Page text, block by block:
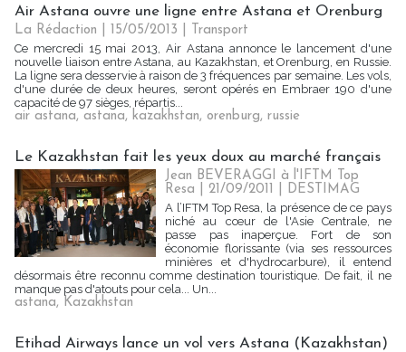
Air Astana ouvre une ligne entre Astana et Orenburg
La Rédaction | 15/05/2013
Transport
Ce mercredi 15 mai 2013, Air Astana annonce le lancement d'une
nouvelle liaison entre Astana, au Kazakhstan, et Orenburg, en Russie.
La ligne sera desservie à raison de 3 fréquences par semaine. Les vols,
d'une durée de deux heures, seront opérés en Embraer 190 d'une
capacité de 97 sièges, répartis...
air astana, astana, kazakhstan, orenburg, russie
Le Kazakhstan fait les yeux doux au marché français
Jean BEVERAGGI à l'IFTM Top
Resa | 21/09/2011
DESTIMAG
A l’IFTM Top Resa, la présence de ce pays
niché au cœur de l'Asie Centrale, ne
passe pas inaperçue. Fort de son
économie florissante (via ses ressources
minières et d'hydrocarbure), il entend
désormais être reconnu comme destination touristique. De fait, il ne
manque pas d'atouts pour cela... Un...
astana, Kazakhstan
Etihad Airways lance un vol vers Astana (Kazakhstan)